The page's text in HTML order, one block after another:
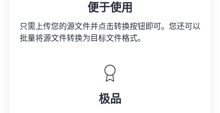
便于使用
只需上传您的源文件并点击转换按钮即可。您还可以
批量将源文件转换为目标文件格式。
极品